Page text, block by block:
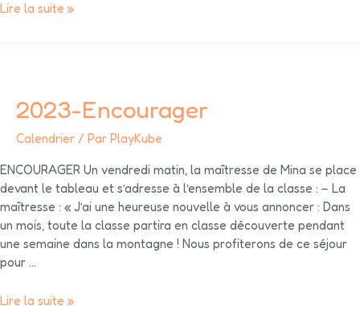
Lire la suite »
2023-Encourager
Calendrier / Par PlayKube
ENCOURAGER Un vendredi matin, la maîtresse de Mina se place
devant le tableau et s’adresse à l’ensemble de la classe : – La
maîtresse : « J’ai une heureuse nouvelle à vous annoncer : Dans
un mois, toute la classe partira en classe découverte pendant
une semaine dans la montagne ! Nous profiterons de ce séjour
pour …
Lire la suite »